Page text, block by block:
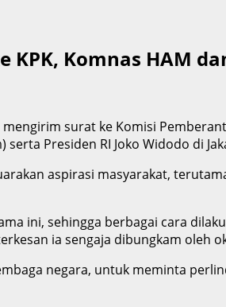
Komnas HAM
surat ke Komisi
Presiden RI Joko Widodo di
aspirasi masyarakat,
ini, sehingga berbagai cara
ia sengaja dibungkam oleh
negara, untuk meminta